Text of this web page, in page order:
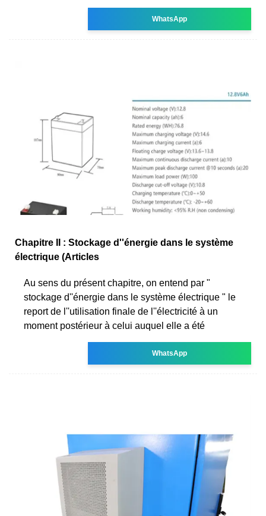
WhatsApp
Chapitre II : Stockage d''énergie dans le système
électrique (Articles
Au sens du présent chapitre, on entend par "
stockage d''énergie dans le système électrique " le
report de l''utilisation finale de l''électricité à un
moment postérieur à celui auquel elle a été
WhatsApp